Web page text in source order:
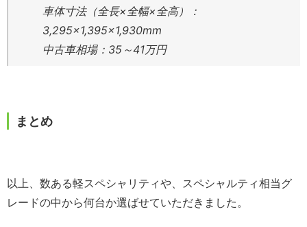
車体寸法（全長×全幅×全高）：
3,295×1,395×1,930mm
中古車相場：35～41万円
まとめ
以上、数ある軽スペシャリティや、スペシャルティ相当グ
レードの中から何台か選ばせていただきました。